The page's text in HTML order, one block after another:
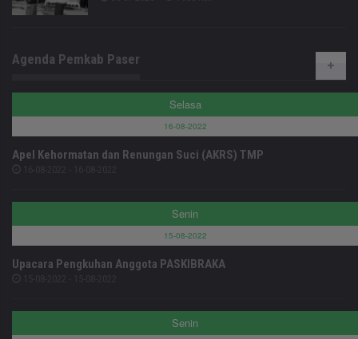
Agenda Pemkab Paser
Selasa
16-08-2022
Apel Kehormatan dan Renungan Suci (AKRS) TMP
Senin
15-08-2022
Upacara Pengkuhan Anggota PASKIBRAKA
Senin